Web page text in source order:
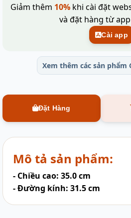
Giảm thêm 10% khi cài đặt
và đặt hàng từ
Cài app
Xem thêm các sản phẩm
Đặt Hàng
Mô tả sản phẩm:
- Chiều cao: 35.0 cm
- Đường kính: 31.5 cm